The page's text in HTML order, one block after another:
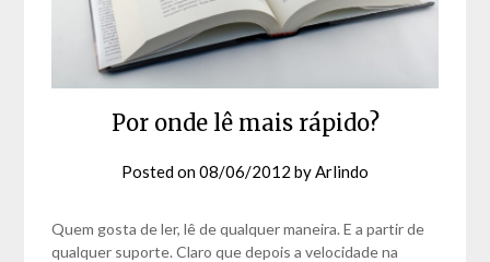
Por onde lê mais rápido?
Posted on08/06/2012 by Arlindo
Quem gosta de ler, lê de qualquer maneira. E a partir de
qualquer suporte. Claro que depois a velocidade na